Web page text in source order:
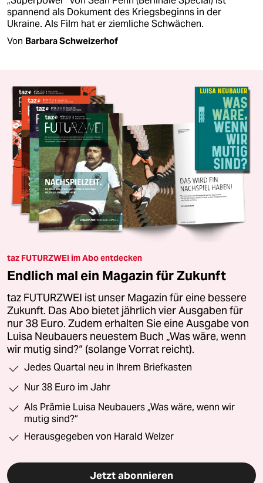
spannend als Dokument des Kriegsbeginns in der
Ukraine. Als Film hat er ziemliche Schwächen.
Von Barbara Schweizerhof
taz FUTURZWEI im Abo entdecken
Endlich mal ein Magazin für Zukunft
taz FUTURZWEI ist unser Magazin für eine bessere
Zukunft. Das Abo bietet jährlich vier Ausgaben für
nur 38 Euro. Zudem erhalten Sie eine Ausgabe von
Luisa Neubauers neuestem Buch „Was wäre, wenn
wir mutig sind?“ (solange Vorrat reicht).
Jedes Quartal neu in Ihrem Briefkasten
Nur 38 Euro im Jahr
Als Prämie Luisa Neubauers „Was wäre, wenn wir
mutig sind?“
Herausgegeben von Harald Welzer
Jetzt abonnieren